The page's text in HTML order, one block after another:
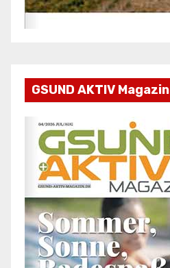
GSUND AKTIV Magazin